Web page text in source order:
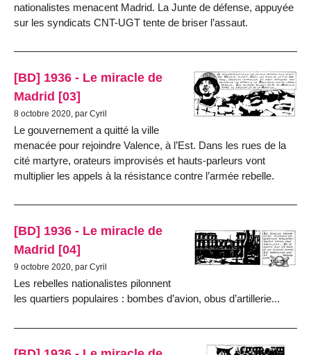
nationalistes menacent Madrid. La Junte de défense, appuyée
sur les syndicats CNT-UGT tente de briser l’assaut.
[BD] 1936 - Le miracle de
Madrid [03]
8 octobre 2020, par Cyril
Le gouvernement a quitté la ville
menacée pour rejoindre Valence, à l’Est. Dans les rues de la
cité martyre, orateurs improvisés et hauts-parleurs vont
multiplier les appels à la résistance contre l’armée rebelle.
[BD] 1936 - Le miracle de
Madrid [04]
9 octobre 2020, par Cyril
Les rebelles nationalistes pilonnent
les quartiers populaires : bombes d’avion, obus d’artillerie...